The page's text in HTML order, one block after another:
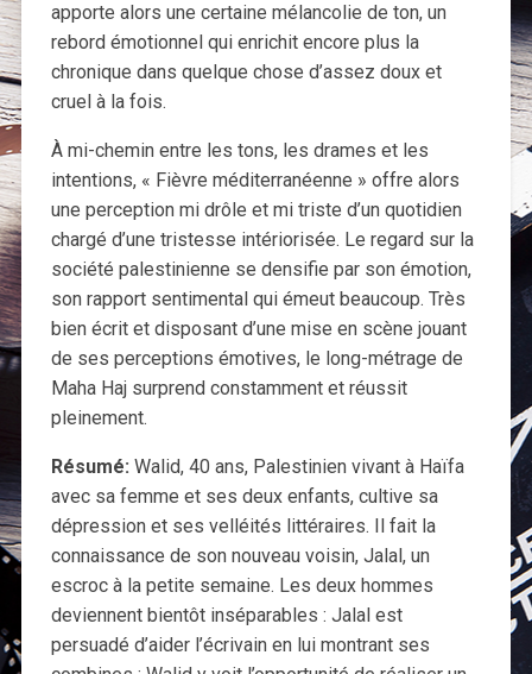
apporte alors une certaine mélancolie de ton, un
rebord émotionnel qui enrichit encore plus la
chronique dans quelque chose d’assez doux et
cruel à la fois.
À mi-chemin entre les tons, les drames et les
intentions, « Fièvre méditerranéenne » offre alors
une perception mi drôle et mi triste d’un quotidien
chargé d’une tristesse intériorisée. Le regard sur la
société palestinienne se densifie par son émotion,
son rapport sentimental qui émeut beaucoup. Très
bien écrit et disposant d’une mise en scène jouant
de ses perceptions émotives, le long-métrage de
Maha Haj surprend constamment et réussit
pleinement.
Résumé: Walid, 40 ans, Palestinien vivant à Haïfa
avec sa femme et ses deux enfants, cultive sa
dépression et ses velléités littéraires. Il fait la
connaissance de son nouveau voisin, Jalal, un
escroc à la petite semaine. Les deux hommes
deviennent bientôt inséparables : Jalal est
persuadé d’aider l’écrivain en lui montrant ses